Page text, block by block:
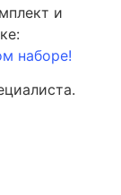
и
наборе!